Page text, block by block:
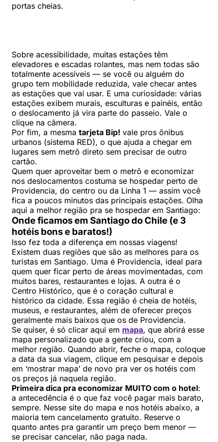
portas cheias.
Sobre acessibilidade, muitas estações têm
elevadores e escadas rolantes, mas nem todas são
totalmente acessíveis — se você ou alguém do
grupo tem mobilidade reduzida, vale checar antes
as estações que vai usar. E uma curiosidade: várias
estações exibem murais, esculturas e painéis, então
o deslocamento já vira parte do passeio. Vale o
clique na câmera.
Por fim, a mesma tarjeta Bip! vale pros ônibus
urbanos (sistema RED), o que ajuda a chegar em
lugares sem metrô direto sem precisar de outro
cartão.
Quem quer aproveitar bem o metrô e economizar
nos deslocamentos costuma se hospedar perto de
Providencia, do centro ou da Linha 1 — assim você
fica a poucos minutos das principais estações. Olha
aqui a melhor região pra se hospedar em Santiago:
Onde ficamos em Santiago do Chile (e 3
hotéis bons e baratos!)
Isso fez toda a diferença em nossas viagens!
Existem duas regiões que são as melhores para os
turistas em Santiago. Uma é Providencia, ideal para
quem quer ficar perto de áreas movimentadas, com
muitos bares, restaurantes e lojas. A outra é o
Centro Histórico, que é o coração cultural e
histórico da cidade. Essa região é cheia de hotéis,
museus, e restaurantes, além de oferecer preços
geralmente mais baixos que os de Providencia.
Se quiser, é só clicar aqui em mapa, que abrirá esse
mapa personalizado que a gente criou, com a
melhor região. Quando abrir, feche o mapa, coloque
a data da sua viagem, clique em pesquisar e depois
em ‘mostrar mapa’ de novo pra ver os hotéis com
os preços já naquela região.
Primeira dica pra economizar MUITO com o hotel:
a antecedência é o que faz você pagar mais barato,
sempre. Nesse site do mapa e nos hotéis abaixo, a
maioria tem cancelamento gratuito. Reserve o
quanto antes pra garantir um preço bem menor —
se precisar cancelar, não paga nada.